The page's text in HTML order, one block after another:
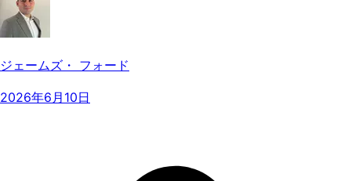
ジェームズ・ フォード
2026年6月10日